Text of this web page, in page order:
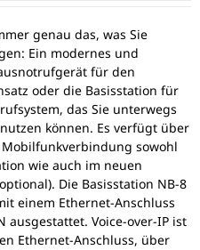
genau das, was Sie
Ein modernes und
für den
oder die Basisstation für
das Sie unterwegs
können. Es verfügt über
Mobilfunkverbindung sowohl
wie auch im neuen
Die Basisstation NB-8
einem Ethernet-Anschluss
ausgestattet. Voice-over-IP ist
Ethernet-Anschluss, über